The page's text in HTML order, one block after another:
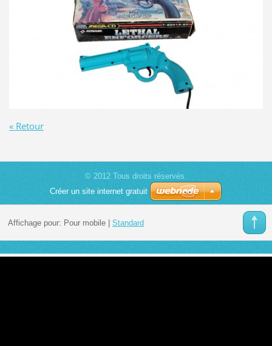
« Retour
© 2012 Tous droits réservés.
Créer un site internet gratuit
Affichage pour: Pour mobile| Standard